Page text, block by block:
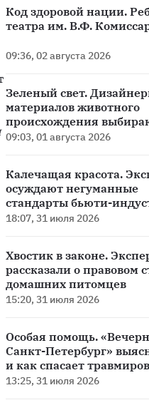
Код здоровой нации.
театра им. В.Ф.
09:36, 02 августа 2026
Зеленый свет.
материалов животного
происхождения
этичные
09:03, 01 августа 2026
Калечащая красота.
осуждают негуманные
стандарты бьюти-
животных
18:07, 31 июля 2026
Хвостик в законе.
рассказали о правовом
домашних питомцев
15:20, 31 июля 2026
Особая помощь.
Санкт-Петербург»
и как спасает
животных в городе
13:25, 31 июля 2026